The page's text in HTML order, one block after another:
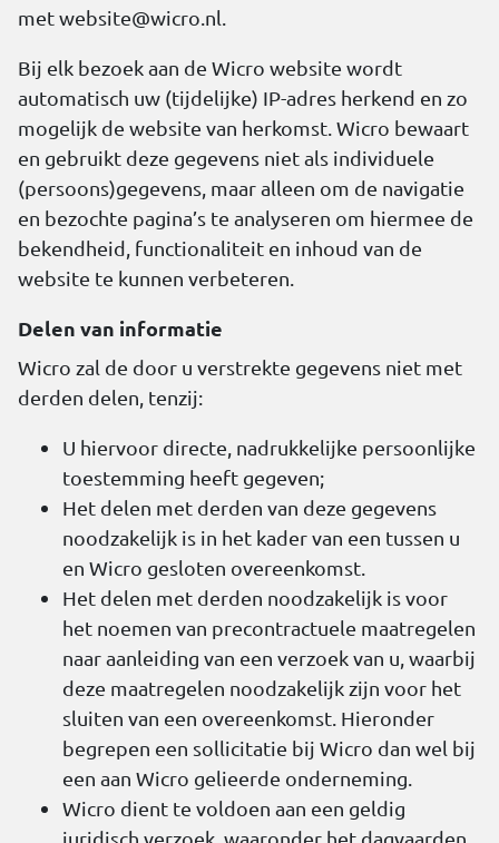
metwebsite@wicro.nl
Bij elk bezoek aan de Wicro website wordt
automatisch uw (tijdelijke) IP-adres herkend en zo
mogelijk de website van herkomst. Wicro bewaart
en gebruikt deze gegevens niet als individuele
(persoons)gegevens, maar alleen om de navigatie
en bezochte pagina’s te analyseren om hiermee de
bekendheid, functionaliteit en inhoud van de
website te kunnen verbeteren.
Delen van informatie
Wicro zal de door u verstrekte gegevens niet met
derden delen, tenzij:
U hiervoor directe, nadrukkelijke persoonlijke
toestemming heeft gegeven;
Het delen met derden van deze gegevens
noodzakelijk is in het kader van een tussen u
en Wicro gesloten overeenkomst.
Het delen met derden noodzakelijk is voor
het noemen van precontractuele maatregelen
naar aanleiding van een verzoek van u, waarbij
deze maatregelen noodzakelijk zijn voor het
sluiten van een overeenkomst. Hieronder
begrepen een sollicitatie bij Wicro dan wel bij
een aan Wicro gelieerde onderneming.
Wicro dient te voldoen aan een geldig
juridisch verzoek, waaronder het dagvaarden